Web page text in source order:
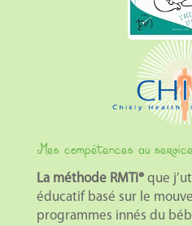
Mes compétences au
La méthode RMTi®que
éducatif basé sur le
programmes innés du